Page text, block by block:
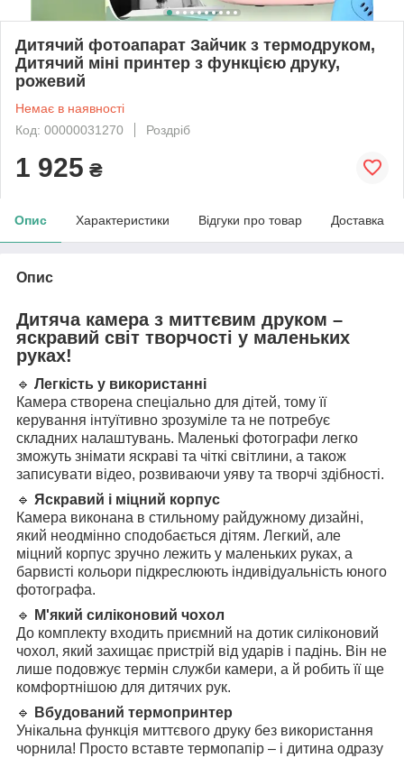
Дитячий фотоапарат Зайчик з термодруком,
Дитячий міні принтер з функцією друку,
рожевий
Немає в наявності
Код: 00000031270
Роздріб
1 925 ₴
Опис Характеристики Відгуки про товар Доставка
Опис
Дитяча камера з миттєвим друком –
яскравий світ творчості у маленьких
руках!
🔹 Легкість у використанні
Камера створена спеціально для дітей, тому її
керування інтуїтивно зрозуміле та не потребує
складних налаштувань. Маленькі фотографи легко
зможуть знімати яскраві та чіткі світлини, а також
записувати відео, розвиваючи уяву та творчі здібності.
🔹 Яскравий і міцний корпус
Камера виконана в стильному райдужному дизайні,
який неодмінно сподобається дітям. Легкий, але
міцний корпус зручно лежить у маленьких руках, а
барвисті кольори підкреслюють індивідуальність юного
фотографа.
🔹
М'який силіконовий чохол
До комплекту входить приємний на дотик силіконовий
чохол, який захищає пристрій від ударів і падінь. Він не
лише подовжує термін служби камери, а й робить її ще
комфортнішою для дитячих рук.
🔹
Вбудований термопринтер
Унікальна функція миттєвого друку без використання
чорнила! Просто вставте термопапір – і дитина одразу